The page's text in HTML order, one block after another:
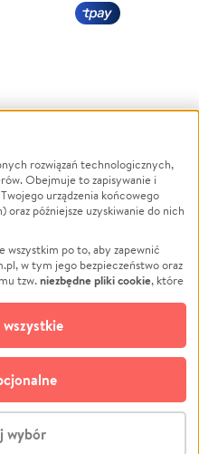
Powódź
Wichura
NGO
Edukacja
Podróż
Impreza
Ochrona środowiska
Biznes
SP. Z O.O.
rozwiązań technologicznych,
Obejmuje to zapisywanie i
urządzenia końcowego
późniejsze uzyskiwanie do nich
po to, aby zapewnić
w tym jego bezpieczeństwo oraz
tzw.niezbędne pliki cookie, które
cookie
Możesz wyrazić
W dowolnym momencie masz
„Zarządzaj zgodami cookie”,
Pomagam.pl. Opcjonalne pliki
celach:
nim możemy zrozumieć, jak
wybór